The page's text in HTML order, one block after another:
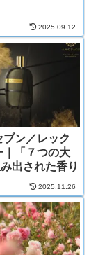
2025.09.12
ブン／レック
｜「７つの大
出された香り
2025.11.26